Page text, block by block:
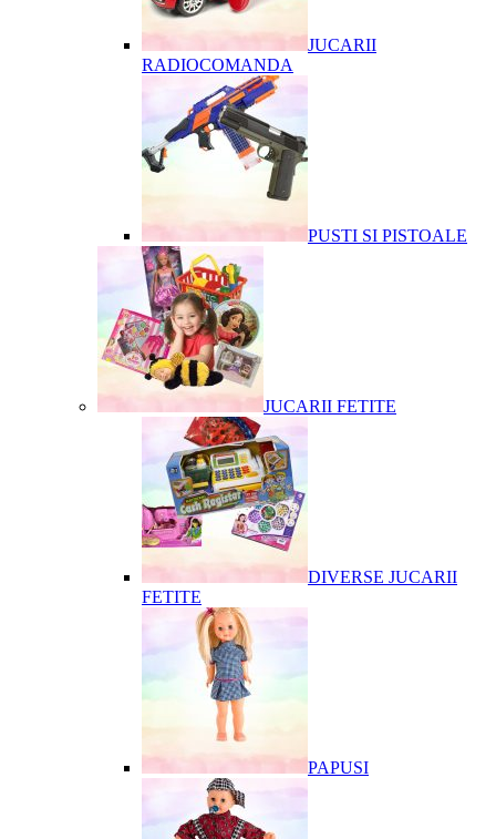
JUCARII
RADIOCOMANDA
PUSTI SI PISTOALE
JUCARII FETITE
DIVERSE JUCARII
FETITE
PAPUSI